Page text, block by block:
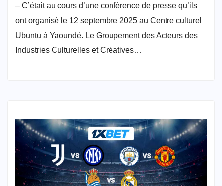
– C’était au cours d’une conférence de presse qu’ils
ont organisé le 12 septembre 2025 au Centre culturel
Ubuntu à Yaoundé. Le Groupement des Acteurs des
Industries Culturelles et Créatives…